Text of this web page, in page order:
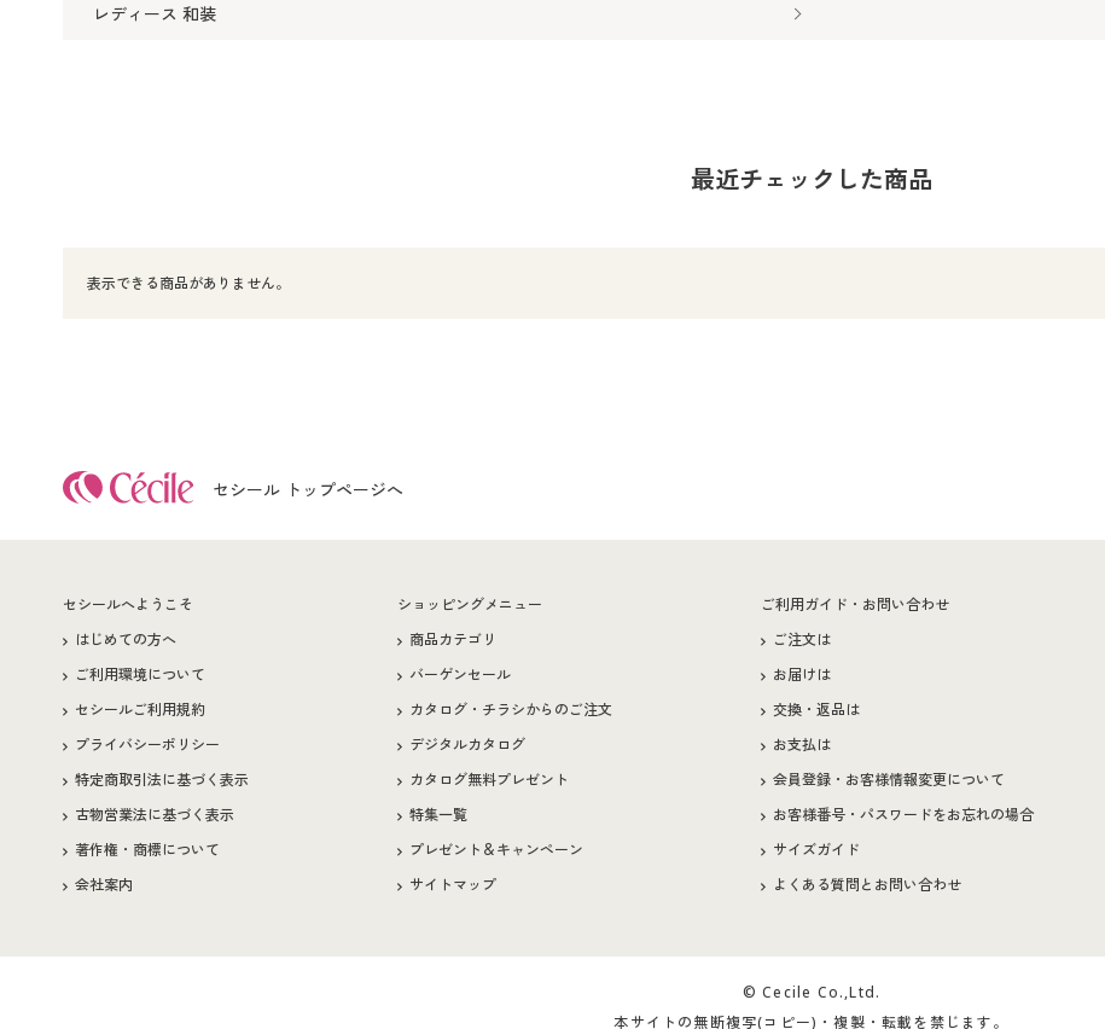
レディース 和装
最近チェックした商品
表示できる商品がありません。
セシール トップページへ
セシールへようこそ
はじめての方へ
ご利用環境について
セシールご利用規約
プライバシーポリシー
特定商取引法に基づく表示
古物営業法に基づく表示
著作権・商標について
会社案内
ショッピングメニュー
商品カテゴリ
バーゲンセール
カタログ・チラシからのご注文
デジタルカタログ
カタログ無料プレゼント
特集一覧
プレゼント＆キャンペーン
サイトマップ
ご利用ガイド・お問い合わせ
ご注文は
お届けは
交換・返品は
お支払は
会員登録・お客様情報変更について
お客様番号・パスワードをお忘れの場合
サイズガイド
よくある質問とお問い合わせ
© Cecile Co.,Ltd.
本サイトの無断複写(コピー)・複製・転載を禁じます。